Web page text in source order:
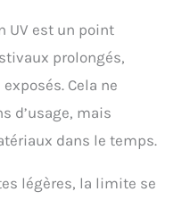
UV est un point
prolongés,
Cela ne
d’usage, mais
dans le temps.
légères, la limite se